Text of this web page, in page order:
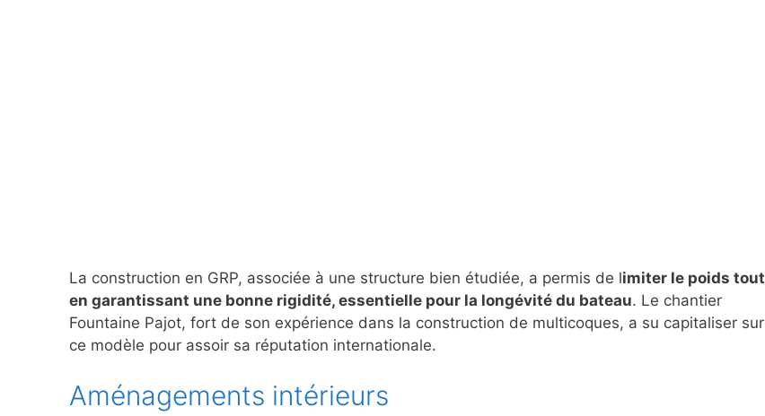
La construction en GRP, associée à une structure bien étudiée, a permis de limiter le poids tout
en garantissant une bonne rigidité, essentielle pour la longévité du bateau. Le chantier
Fountaine Pajot, fort de son expérience dans la construction de multicoques, a su capitaliser sur
ce modèle pour assoir sa réputation internationale.
Aménagements intérieurs